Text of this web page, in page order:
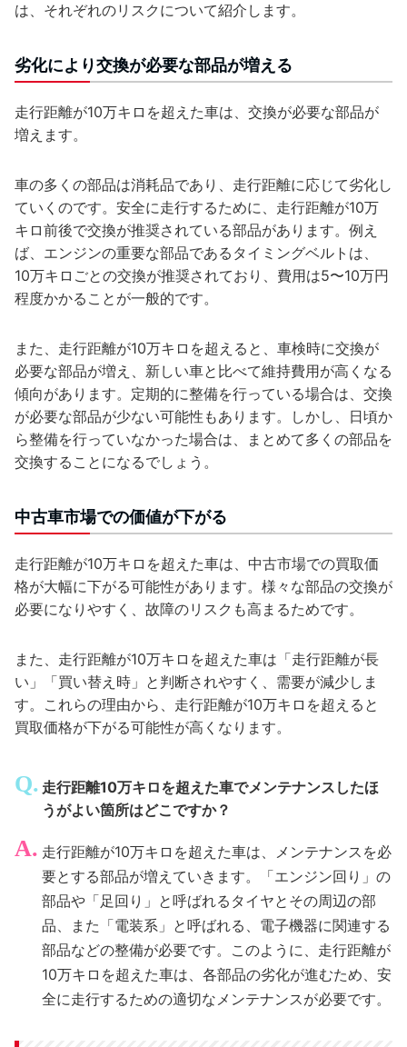
は、それぞれのリスクについて紹介します。
劣化により交換が必要な部品が増える
走行距離が10万キロを超えた車は、交換が必要な部品が
増えます。
車の多くの部品は消耗品であり、走行距離に応じて劣化し
ていくのです。安全に走行するために、走行距離が10万
キロ前後で交換が推奨されている部品があります。例え
ば、エンジンの重要な部品であるタイミングベルトは、
10万キロごとの交換が推奨されており、費用は5〜10万円
程度かかることが一般的です。
また、走行距離が10万キロを超えると、車検時に交換が
必要な部品が増え、新しい車と比べて維持費用が高くなる
傾向があります。定期的に整備を行っている場合は、交換
が必要な部品が少ない可能性もあります。しかし、日頃か
ら整備を行っていなかった場合は、まとめて多くの部品を
交換することになるでしょう。
中古車市場での価値が下がる
走行距離が10万キロを超えた車は、中古市場での買取価
格が大幅に下がる可能性があります。様々な部品の交換が
必要になりやすく、故障のリスクも高まるためです。
また、走行距離が10万キロを超えた車は「走行距離が長
い」「買い替え時」と判断されやすく、需要が減少しま
す。これらの理由から、走行距離が10万キロを超えると
買取価格が下がる可能性が高くなります。
走行距離10万キロを超えた車でメンテナンスしたほ
うがよい箇所はどこですか？
走行距離が10万キロを超えた車は、メンテナンスを必
要とする部品が増えていきます。「エンジン回り」の
部品や「足回り」と呼ばれるタイヤとその周辺の部
品、また「電装系」と呼ばれる、電子機器に関連する
部品などの整備が必要です。このように、走行距離が
10万キロを超えた車は、各部品の劣化が進むため、安
全に走行するための適切なメンテナンスが必要です。